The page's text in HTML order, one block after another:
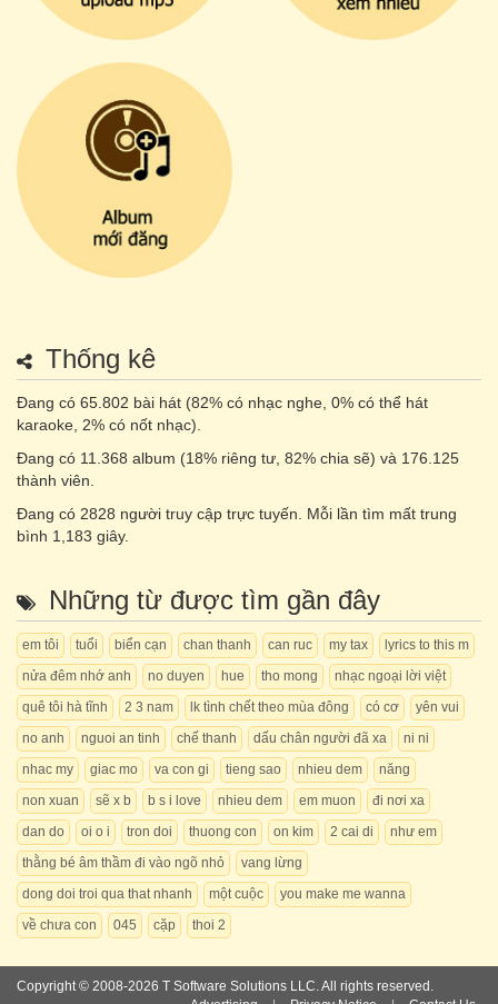
Thống kê
Đang có 65.802 bài hát (82% có nhạc nghe, 0% có thể hát
karaoke, 2% có nốt nhạc).
Đang có 11.368 album (18% riêng tư, 82% chia sẽ) và 176.125
thành viên.
Đang có 2828 người truy cập trực tuyến. Mỗi lần tìm mất trung
bình 1,183 giây.
Những từ được tìm gần đây
em tôi tuổi biển cạn chan thanh can ruc my tax
lyrics to this m
nửa đêm nhớ anh
no duyen hue tho mong
nhạc ngoại lời việt
quê tôi hà tĩnh
2 3 nam lk tình chết theo mùa đông có cơ
yên vui
no anh
nguoi an tinh chế thanh dấu chân người đã xa
ni ni
nhac my
giac mo va con gi tieng sao nhieu dem
năng
non xuan
sẽ x b b s i love nhieu dem em muon
đi nơi xa
dan do
oi o i tron doi thuong con on kim 2 cai di
như em
thằng bé âm thầm đi vào ngõ nhỏ
vang lừng
dong doi troi qua that nhanh
một cuộc
you make me wanna
về chưa con
045 cặp thoi 2
Copyright © 2008-2026 T Software Solutions LLC. All rights reserved.